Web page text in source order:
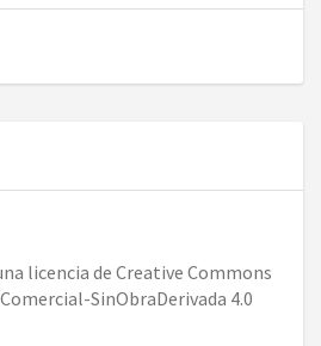
licencia de Creative Commons
SinObraDerivada 4.0